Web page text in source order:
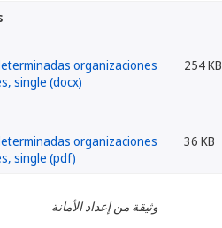
254 KB
36 KB
وثيقة من إعداد الأمانة